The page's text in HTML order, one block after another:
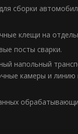
сборки
клещи на
посты сварки.
напольный
камеры и линию